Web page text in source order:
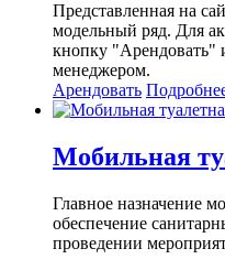
Представленная на
модельный ряд. Для
кнопку "Арендовать"
менеджером.
Арендовать
Мобильная
Главное назначение
обеспечение
проведении